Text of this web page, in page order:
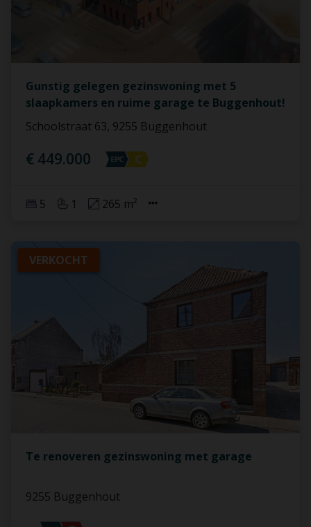
Gunstig gelegen gezinswoning met 5
slaapkamers en ruime garage te Buggenhout!
Schoolstraat 63, 9255 Buggenhout
€ 449.000
5 1 265 m²
VERKOCHT
Te renoveren gezinswoning met garage
9255 Buggenhout